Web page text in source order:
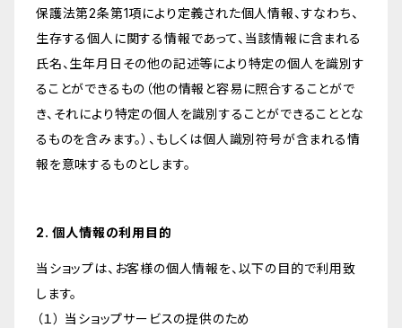
保護法第2条第1項により定義された個人情報、すなわち、
生存する個人に関する情報であって、当該情報に含まれる
氏名、生年月日その他の記述等により特定の個人を識別す
ることができるもの（他の情報と容易に照合することがで
き、それにより特定の個人を識別することができることとな
るものを含みます。）、もしくは個人識別符号が含まれる情
報を意味するものとします。
2. 個人情報の利用目的
当ショップは、お客様の個人情報を、以下の目的で利用致
します。
（１） 当ショップサービスの提供のため